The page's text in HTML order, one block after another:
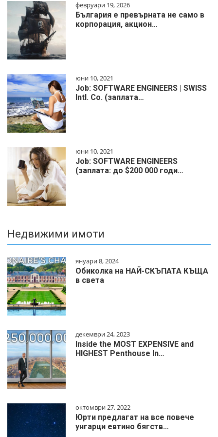
февруари 19, 2026
България е превърната не само в
корпорация, акцион…
юни 10, 2021
Job: SOFTWARE ENGINEERS | SWISS
Intl. Co. (заплата…
юни 10, 2021
Job: SOFTWARE ENGINEERS
(заплата: до $200 000 годи…
Недвижими имоти
януари 8, 2024
Обиколка на НАЙ-СКЪПАТА КЪЩА
в света
декември 24, 2023
Inside the MOST EXPENSIVE and
HIGHEST Penthouse In…
октомври 27, 2022
Юрти предлагат на все повече
унгарци евтино бягств…